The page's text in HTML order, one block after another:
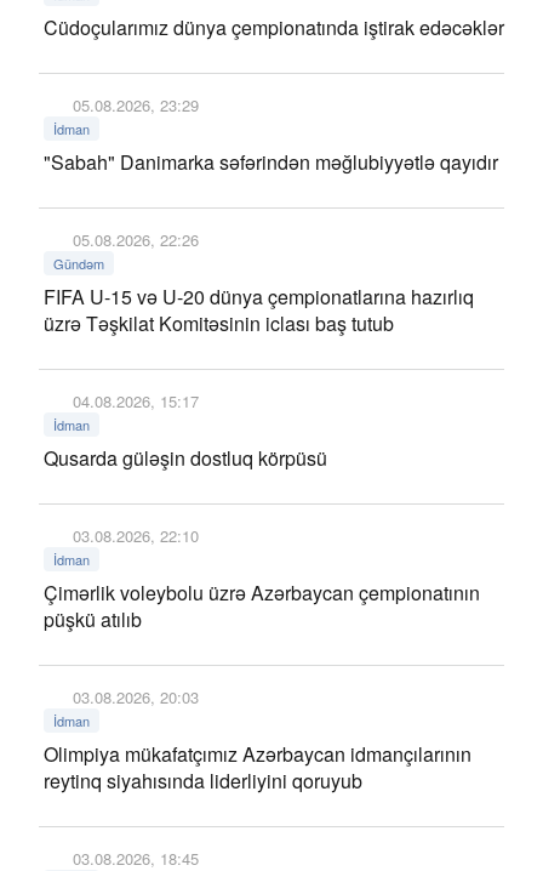
Cüdoçularımız dünya çempionatında iştirak edəcəklər
05.08.2026, 23:29
İdman
"Sabah" Danimarka səfərindən məğlubiyyətlə qayıdır
05.08.2026, 22:26
Gündəm
FIFA U-15 və U-20 dünya çempionatlarına hazırlıq
üzrə Təşkilat Komitəsinin iclası baş tutub
04.08.2026, 15:17
İdman
Qusarda güləşin dostluq körpüsü
03.08.2026, 22:10
İdman
Çimərlik voleybolu üzrə Azərbaycan çempionatının
püşkü atılıb
03.08.2026, 20:03
İdman
Olimpiya mükafatçımız Azərbaycan idmançılarının
reytinq siyahısında liderliyini qoruyub
03.08.2026, 18:45